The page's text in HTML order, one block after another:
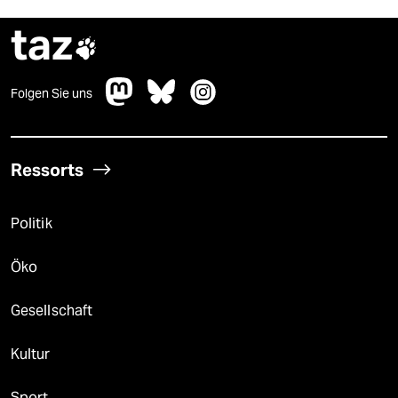
taz
Folgen Sie uns
Ressorts
Politik
Öko
Gesellschaft
Kultur